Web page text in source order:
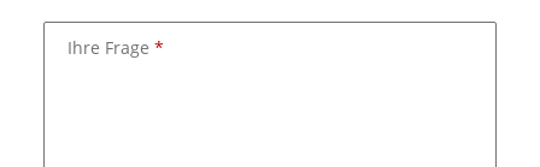
Ihre Frage